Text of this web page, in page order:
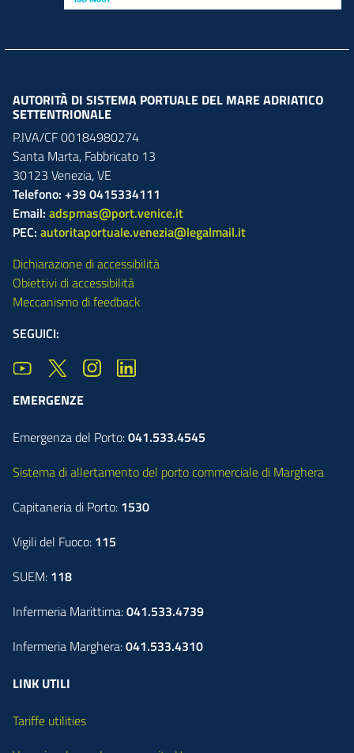
AUTORITÀ DI SISTEMA PORTUALE DEL MARE ADRIATICO
SETTENTRIONALE
P.IVA/CF 00184980274
Santa Marta, Fabbricato 13
30123 Venezia,VE
Telefono: +39 0415334111
Email: adspmas@port.venice.it
PEC: autoritaportuale.venezia@legalmail.it
Dichiarazione di accessibilità
Obiettivi di accessibilità
Meccanismo di feedback
SEGUICI:
EMERGENZE
Emergenza del Porto:041.533.4545
Sistema di allertamento del porto commerciale di Marghera
Capitaneria di Porto: 1530
Vigili del Fuoco: 115
SUEM: 118
Infermeria Marittima:041.533.4739
Infermeria Marghera:041.533.4310
LINK UTILI
Tariffe utilities